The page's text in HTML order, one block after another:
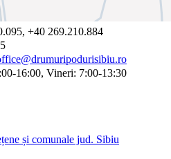
+40 269.210.884
16:00, Vineri: 7:00-13:30
și comunale jud. Sibiu